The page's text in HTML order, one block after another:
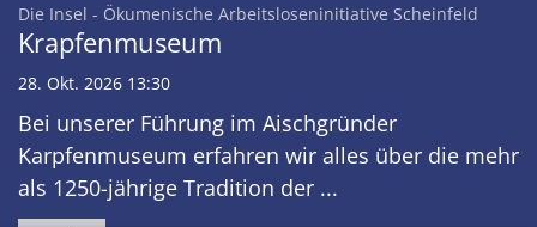
Die Insel - Ökumenische Arbeitsloseninitiative Scheinfeld
Krapfenmuseum
28. Okt. 2026 13:30
Bei unserer Führung im Aischgründer
Karpfenmuseum erfahren wir alles über die mehr
als 1250-jährige Tradition der ...